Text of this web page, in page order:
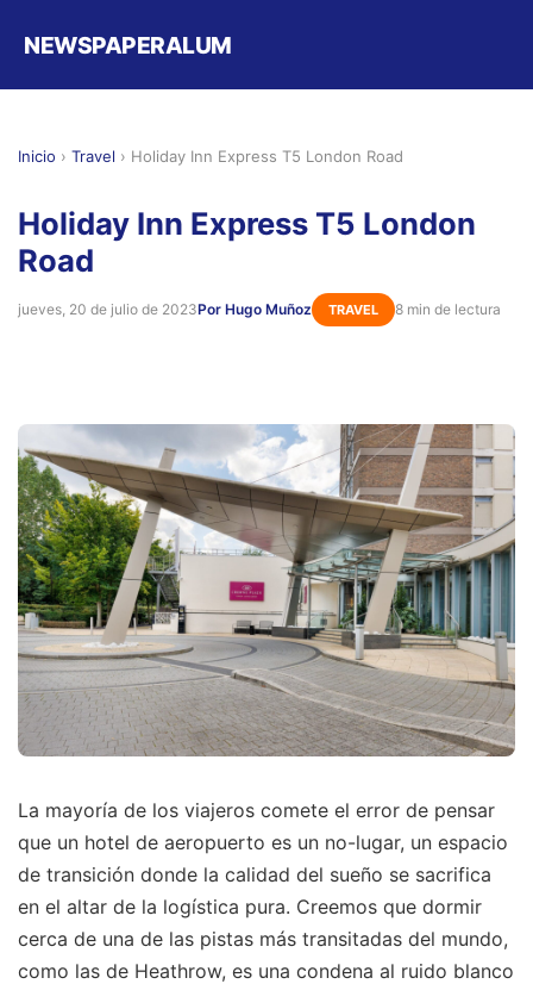
NEWSPAPERALUM
Inicio › Travel › Holiday Inn Express T5 London Road
Holiday Inn Express T5 London
Road
jueves, 20 de julio de 2023Por Hugo Muñoz TRAVEL 8 min de lectura
La mayoría de los viajeros comete el error de pensar
que un hotel de aeropuerto es un no-lugar, un espacio
de transición donde la calidad del sueño se sacrifica
en el altar de la logística pura. Creemos que dormir
cerca de una de las pistas más transitadas del mundo,
como las de Heathrow, es una condena al ruido blanco